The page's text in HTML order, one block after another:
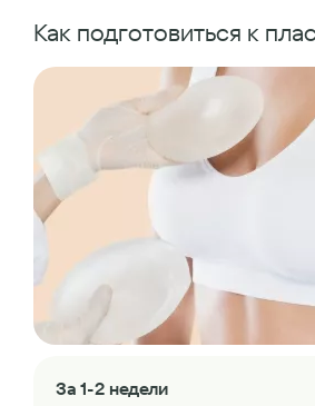
Как подготовиться к
За 1-2 недели